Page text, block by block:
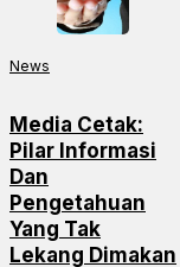
News
Media Cetak:
Pilar Informasi
Dan
Pengetahuan
Yang Tak
Lekang Dimakan